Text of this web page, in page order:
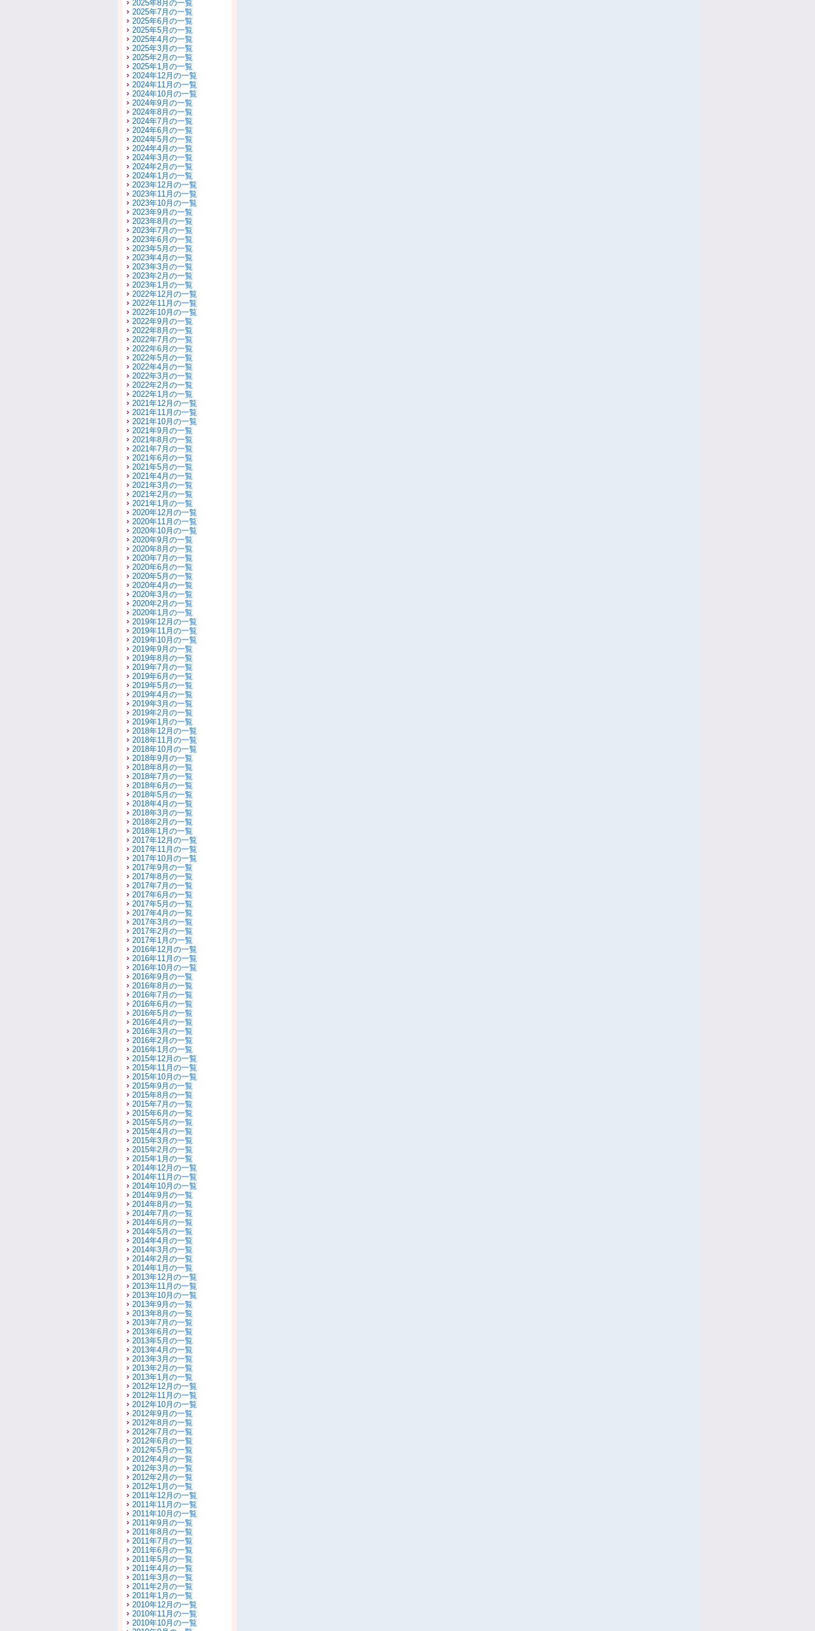
2025年8月の一覧
2025年7月の一覧
2025年6月の一覧
2025年5月の一覧
2025年4月の一覧
2025年3月の一覧
2025年2月の一覧
2025年1月の一覧
2024年12月の一覧
2024年11月の一覧
2024年10月の一覧
2024年9月の一覧
2024年8月の一覧
2024年7月の一覧
2024年6月の一覧
2024年5月の一覧
2024年4月の一覧
2024年3月の一覧
2024年2月の一覧
2024年1月の一覧
2023年12月の一覧
2023年11月の一覧
2023年10月の一覧
2023年9月の一覧
2023年8月の一覧
2023年7月の一覧
2023年6月の一覧
2023年5月の一覧
2023年4月の一覧
2023年3月の一覧
2023年2月の一覧
2023年1月の一覧
2022年12月の一覧
2022年11月の一覧
2022年10月の一覧
2022年9月の一覧
2022年8月の一覧
2022年7月の一覧
2022年6月の一覧
2022年5月の一覧
2022年4月の一覧
2022年3月の一覧
2022年2月の一覧
2022年1月の一覧
2021年12月の一覧
2021年11月の一覧
2021年10月の一覧
2021年9月の一覧
2021年8月の一覧
2021年7月の一覧
2021年6月の一覧
2021年5月の一覧
2021年4月の一覧
2021年3月の一覧
2021年2月の一覧
2021年1月の一覧
2020年12月の一覧
2020年11月の一覧
2020年10月の一覧
2020年9月の一覧
2020年8月の一覧
2020年7月の一覧
2020年6月の一覧
2020年5月の一覧
2020年4月の一覧
2020年3月の一覧
2020年2月の一覧
2020年1月の一覧
2019年12月の一覧
2019年11月の一覧
2019年10月の一覧
2019年9月の一覧
2019年8月の一覧
2019年7月の一覧
2019年6月の一覧
2019年5月の一覧
2019年4月の一覧
2019年3月の一覧
2019年2月の一覧
2019年1月の一覧
2018年12月の一覧
2018年11月の一覧
2018年10月の一覧
2018年9月の一覧
2018年8月の一覧
2018年7月の一覧
2018年6月の一覧
2018年5月の一覧
2018年4月の一覧
2018年3月の一覧
2018年2月の一覧
2018年1月の一覧
2017年12月の一覧
2017年11月の一覧
2017年10月の一覧
2017年9月の一覧
2017年8月の一覧
2017年7月の一覧
2017年6月の一覧
2017年5月の一覧
2017年4月の一覧
2017年3月の一覧
2017年2月の一覧
2017年1月の一覧
2016年12月の一覧
2016年11月の一覧
2016年10月の一覧
2016年9月の一覧
2016年8月の一覧
2016年7月の一覧
2016年6月の一覧
2016年5月の一覧
2016年4月の一覧
2016年3月の一覧
2016年2月の一覧
2016年1月の一覧
2015年12月の一覧
2015年11月の一覧
2015年10月の一覧
2015年9月の一覧
2015年8月の一覧
2015年7月の一覧
2015年6月の一覧
2015年5月の一覧
2015年4月の一覧
2015年3月の一覧
2015年2月の一覧
2015年1月の一覧
2014年12月の一覧
2014年11月の一覧
2014年10月の一覧
2014年9月の一覧
2014年8月の一覧
2014年7月の一覧
2014年6月の一覧
2014年5月の一覧
2014年4月の一覧
2014年3月の一覧
2014年2月の一覧
2014年1月の一覧
2013年12月の一覧
2013年11月の一覧
2013年10月の一覧
2013年9月の一覧
2013年8月の一覧
2013年7月の一覧
2013年6月の一覧
2013年5月の一覧
2013年4月の一覧
2013年3月の一覧
2013年2月の一覧
2013年1月の一覧
2012年12月の一覧
2012年11月の一覧
2012年10月の一覧
2012年9月の一覧
2012年8月の一覧
2012年7月の一覧
2012年6月の一覧
2012年5月の一覧
2012年4月の一覧
2012年3月の一覧
2012年2月の一覧
2012年1月の一覧
2011年12月の一覧
2011年11月の一覧
2011年10月の一覧
2011年9月の一覧
2011年8月の一覧
2011年7月の一覧
2011年6月の一覧
2011年5月の一覧
2011年4月の一覧
2011年3月の一覧
2011年2月の一覧
2011年1月の一覧
2010年12月の一覧
2010年11月の一覧
2010年10月の一覧